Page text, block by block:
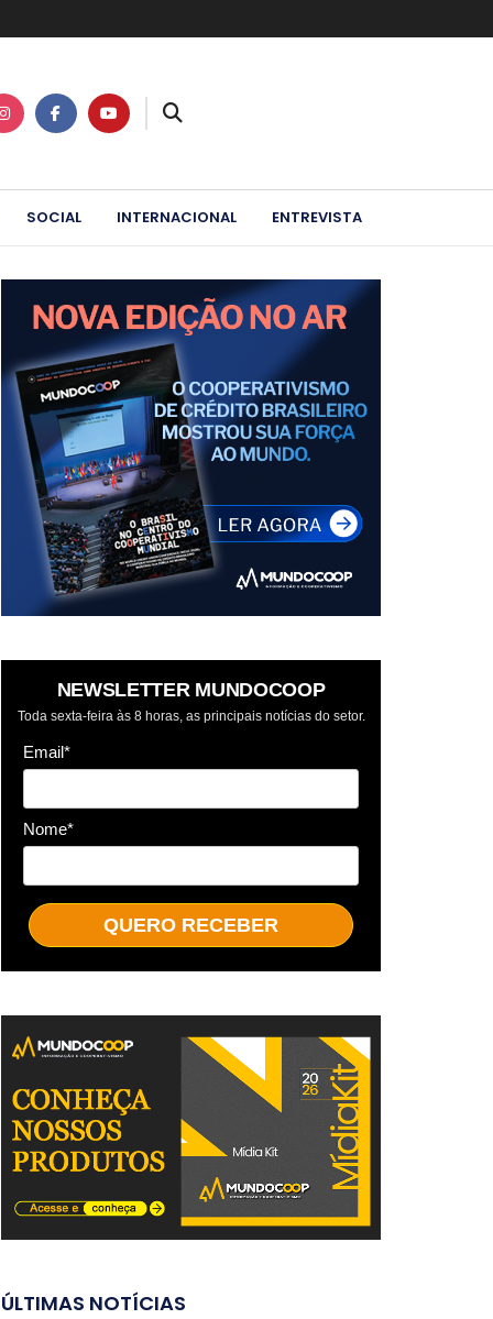
SOCIAL INTERNACIONAL ENTREVISTA
NEWSLETTER MUNDOCOOP
Toda sexta-feira às 8 horas, as principais notícias do setor.
Email*
Nome*
QUERO RECEBER
ÚLTIMAS NOTÍCIAS